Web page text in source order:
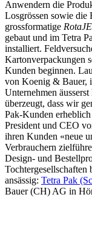
Anwendern die
Losgrössen sowie die
grossformatige
gebaut und im Tetra
installiert.
Kartonverpackungen
Kunden beginnen.
von Koenig & Bauer,
Unternehmen
überzeugt, dass wir
Pak-Kunden
President und CEO
ihren Kunden «neue
Verbrauchern
Design- und
ansässig: Tetra Pak
Bauer (CH) AG in